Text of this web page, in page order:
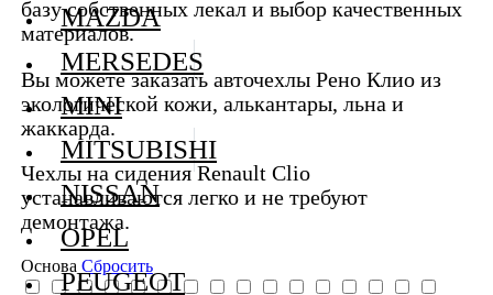
базу собственных лекал и выбор качественных
материалов.
Вы можете заказать авточехлы Рено Клио из
экологической кожи, алькантары, льна и
жаккарда.
Чехлы на сидения Renault Clio
устанавливаются легко и не требуют
демонтажа.
Основа Сбросить
MAZDA
MERSEDES
MINI
MITSUBISHI
NISSAN
OPEL
PEUGEOT